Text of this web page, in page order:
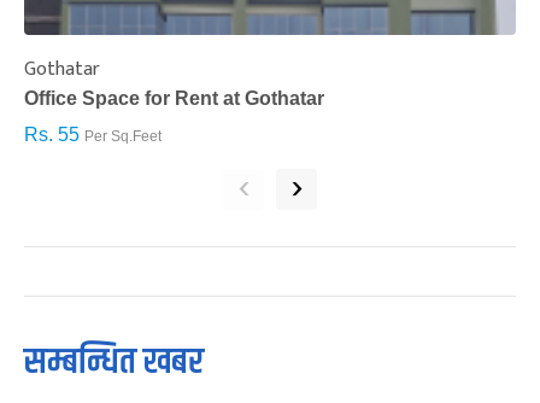
Gothatar
Office Space for Rent at Gothatar
Rs. 55 Per Sq.Feet
‹ ›
सम्बन्धित खबर